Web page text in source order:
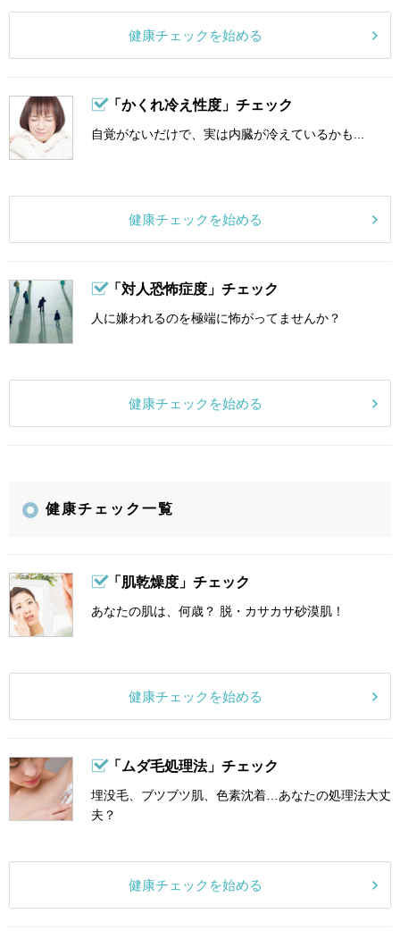
健康チェックを始める
「かくれ冷え性度」チェック
自覚がないだけで、実は内臓が冷えているかも...
健康チェックを始める
「対人恐怖症度」チェック
人に嫌われるのを極端に怖がってませんか？
健康チェックを始める
健康チェック一覧
「肌乾燥度」チェック
あなたの肌は、何歳？ 脱・カサカサ砂漠肌！
健康チェックを始める
「ムダ毛処理法」チェック
埋没毛、ブツブツ肌、色素沈着…あなたの処理法大丈
夫？
健康チェックを始める